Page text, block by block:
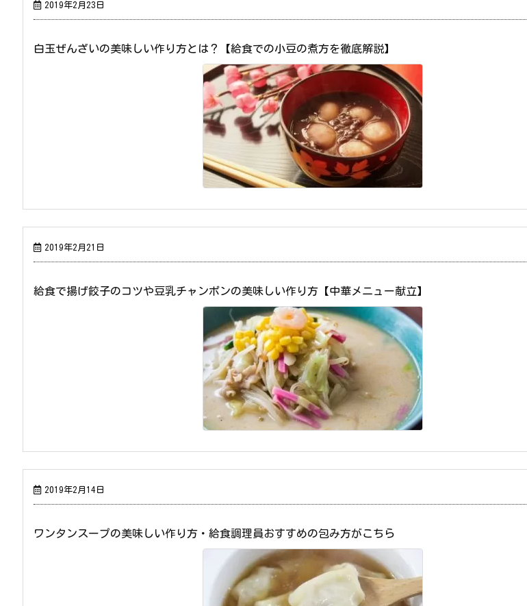
2019年2月23日
白玉ぜんざいの美味しい作り方とは？【給食での小豆の煮方を徹底解説】
2019年2月21日
給食で揚げ餃子のコツや豆乳チャンポンの美味しい作り方【中華メニュー献立】
2019年2月14日
ワンタンスープの美味しい作り方・給食調理員おすすめの包み方がこちら